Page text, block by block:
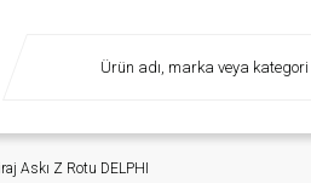
Askı Z Rotu DELPHI